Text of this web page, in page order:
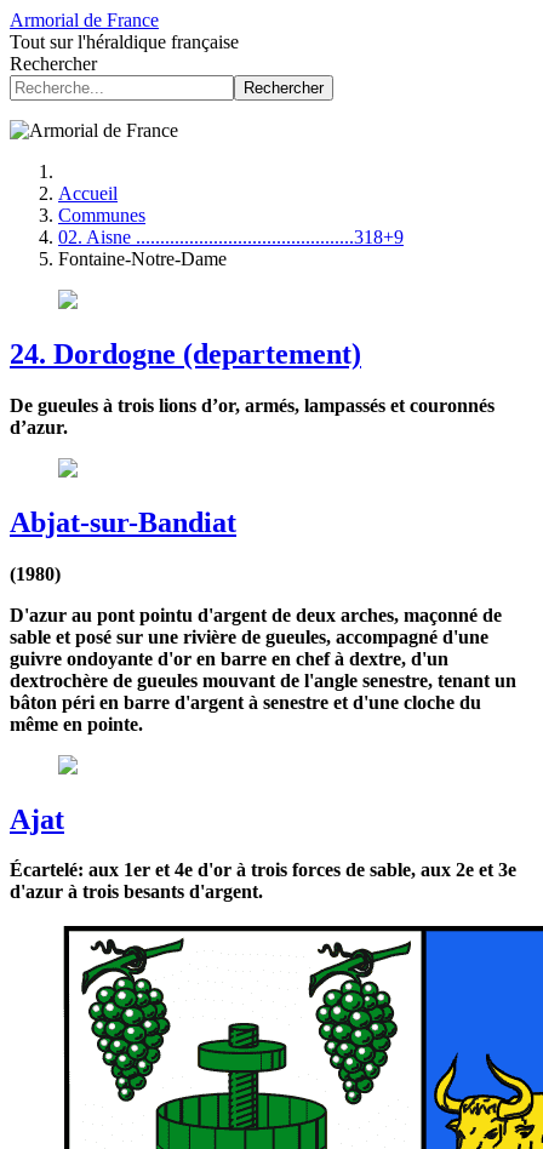
Armorial de France
Tout sur l'héraldique française
Rechercher
Rechercher
Accueil
Communes
02. Aisne .............................................318+9
Fontaine-Notre-Dame
24. Dordogne (departement)
De gueules à trois lions d’or, armés, lampassés et couronnés
d’azur.
Abjat-sur-Bandiat
(1980)
D'azur au pont pointu d'argent de deux arches, maçonné de
sable et posé sur une rivière de gueules, accompagné d'une
guivre ondoyante d'or en barre en chef à dextre, d'un
dextrochère de gueules mouvant de l'angle senestre, tenant un
bâton péri en barre d'argent à senestre et d'une cloche du
même en pointe.
Ajat
Écartelé: aux 1er et 4e d'or à trois forces de sable, aux 2e et 3e
d'azur à trois besants d'argent.